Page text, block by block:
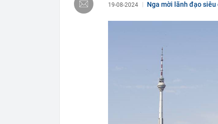
hình Hàn
19-08-2024 Nga mời lãnh đạo